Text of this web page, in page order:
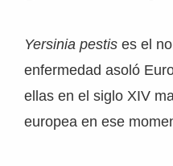
Yersinia pestis es el
enfermedad asoló
ellas en el siglo XIV
europea en ese